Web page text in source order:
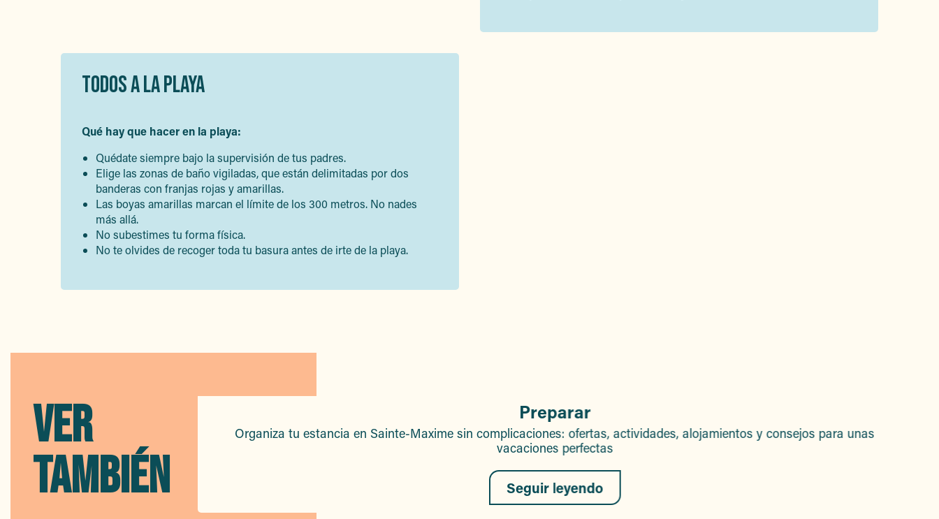
TODOS A LA PLAYA
Qué hay que hacer en la playa:
Quédate siempre bajo la supervisión de tus padres.
Elige las zonas de baño vigiladas, que están delimitadas por dos
banderas con franjas rojas y amarillas.
Las boyas amarillas marcan el límite de los 300 metros. No nades
más allá.
No subestimes tu forma física.
No te olvides de recoger toda tu basura antes de irte de la playa.
VER
TAMBIÉN
Preparar
Organiza tu estancia en Sainte-Maxime sin complicaciones: ofertas, actividades, alojamientos y consejos para unas
vacaciones perfectas
Seguir leyendo